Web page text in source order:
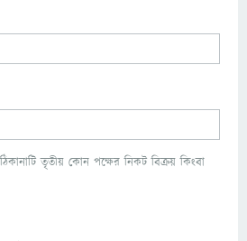
তৃতীয় কোন পক্ষের নিকট বিক্রয় কিংবা